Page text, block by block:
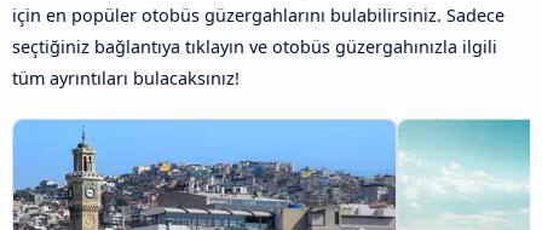
için en popüler otobüs güzergahlarını bulabilirsiniz. Sadece
seçtiğiniz bağlantıya tıklayın ve otobüs güzergahınızla ilgili
tüm ayrıntıları bulacaksınız!